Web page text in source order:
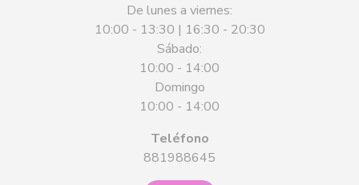
De lunes a viernes:
10:00 - 13:30 | 16:30 - 20:30
Sábado:
10:00 - 14:00
Domingo
10:00 - 14:00
Teléfono
881988645